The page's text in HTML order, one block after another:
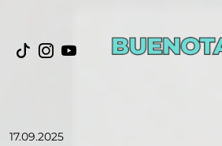
17.09.2025